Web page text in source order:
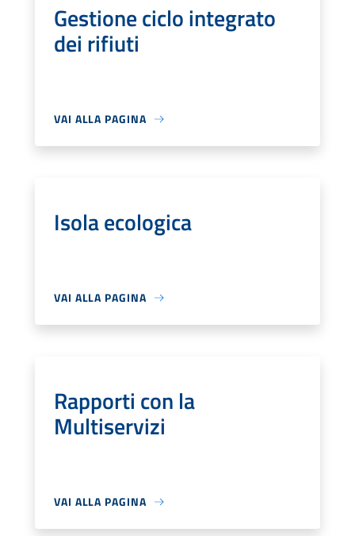
Gestione ciclo integrato
dei rifiuti
VAI ALLA PAGINA
Isola ecologica
VAI ALLA PAGINA
Rapporti con la
Multiservizi
VAI ALLA PAGINA